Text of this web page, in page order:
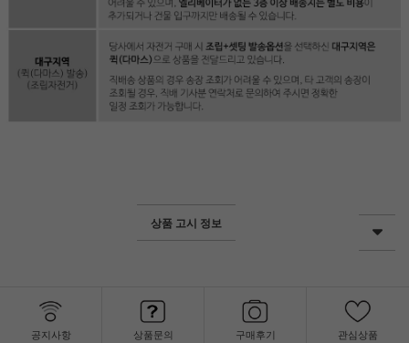
상품 고시 정보
공지사항 상품문의 구매후기 관심상품